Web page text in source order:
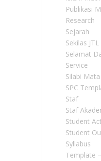
Publikasi
Research
Sejarah
Sekilas JTL
Selamat
Service
Silabi
SPC
Staf
Staf
Student
Student
Syllabus
Template